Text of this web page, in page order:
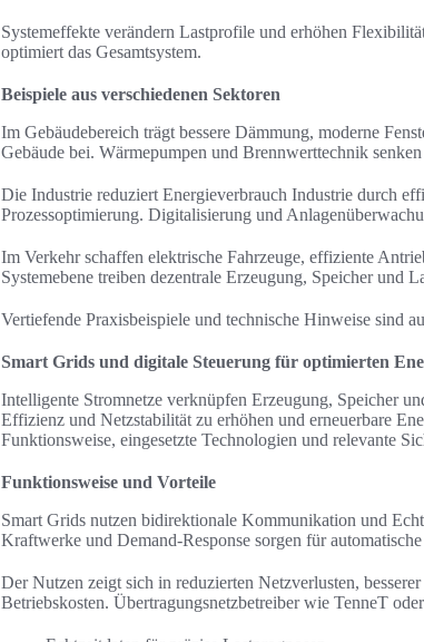
Systemeffekte verändern Lastprofile und erhöhen
optimiert das Gesamtsystem.
Beispiele aus verschiedenen Sektoren
Im Gebäudebereich trägt bessere Dämmung, moderne
Gebäude bei. Wärmepumpen und Brennwerttechnik
Die Industrie reduziert Energieverbrauch Industrie durch
Prozessoptimierung. Digitalisierung und
Im Verkehr schaffen elektrische Fahrzeuge, effiziente
Systemebene treiben dezentrale Erzeugung, Speicher und
Vertiefende Praxisbeispiele und technische Hinweise sind
Smart Grids und digitale Steuerung für optimierten
Intelligente Stromnetze verknüpfen Erzeugung, Speicher
Effizienz und Netzstabilität zu erhöhen und erneuerbare
Funktionsweise, eingesetzte Technologien und relevante
Funktionsweise und Vorteile
Smart Grids nutzen bidirektionale Kommunikation und
Kraftwerke und Demand-Response sorgen für
Der Nutzen zeigt sich in reduzierten Netzverlusten,
Betriebskosten. Übertragungsnetzbetreiber wie TenneT